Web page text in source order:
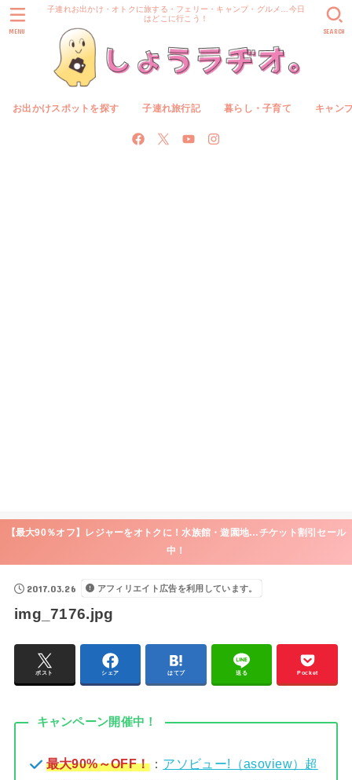
子連れお出かけ・オトクに旅する・フェリー・キャンプ・グルメ…今日
はどこに行こう！
お出かけスポットを探す 子連れ旅行記 暮らし・子育て キャン
SEARCH
MENU
【最大90％オフ】レジャーをオトクに！水族館・遊園地…チケット割引セール
中！
2017.03.26 アフィリエイト広告を利用しています。
img_7176.jpg
ポスト シェア はてブ 送る Pocket
キャンペーン開催中！
最大90%～OFF！： アソビュー!（asoview）超